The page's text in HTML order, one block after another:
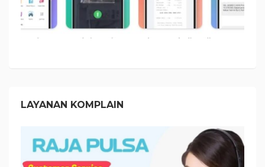
LAYANAN KOMPLAIN